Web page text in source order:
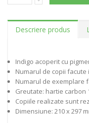
Descriere produs
Indigo acoperit cu
Numarul de copii facute
Numarul de exemplare
Greutate: hartie carbon
Copiile realizate sunt
Dimensiune: 210 x 297